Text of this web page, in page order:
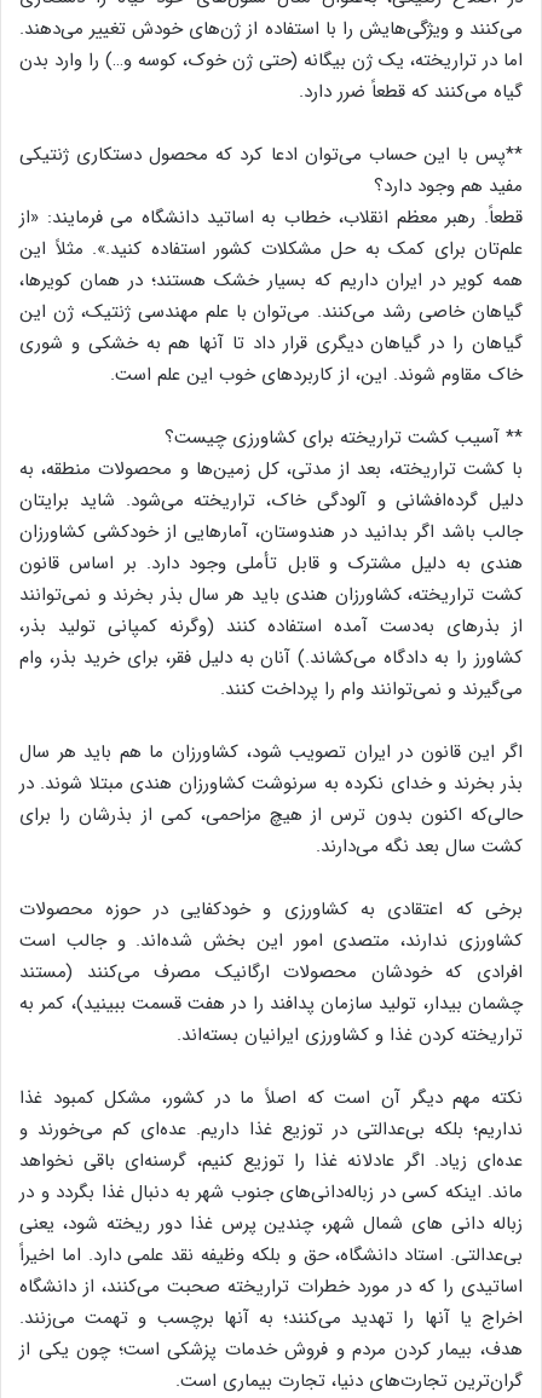
می‌کنند و ویژگی‌هایش را با استفاده از ژن‌های خودش تغییر می‌دهند.
اما در تراریخته، یک ژن بیگانه (حتی ژن خوک، کوسه و…) را وارد بدن
گیاه می‌کنند که قطعاً ضرر دارد.
**پس با این حساب می‌توان ادعا کرد که محصول دستکاری ژنتیکی
مفید هم وجود دارد؟
قطعاً. رهبر معظم انقلاب، خطاب به اساتید دانشگاه می ‌فرمایند: «از
علم‌تان برای کمک به حل مشکلات کشور استفاده کنید.». مثلاً این
همه کویر در ایران داریم که بسیار خشک هستند؛ در همان کویرها،
گیاهان خاصی رشد می‌کنند. می‌توان با علم مهندسی ژنتیک، ژن این
گیاهان را در گیاهان دیگری قرار داد تا آنها هم به خشکی و شوری
خاک مقاوم شوند. این، از کاربردهای خوب این علم است.
** آسیب کشت تراریخته برای کشاورزی چیست؟
با کشت تراریخته، بعد از مدتی، کل زمین‌ها و محصولات منطقه، به
دلیل گرده‌افشانی و آلودگی خاک، تراریخته می‌شود. شاید برایتان
جالب باشد اگر بدانید در هندوستان، آمارهایی از خودکشی کشاورزان
هندی به دلیل مشترک و قابل تأملی وجود دارد. بر اساس قانون
کشت تراریخته، کشاورزان هندی باید هر سال بذر بخرند و نمی‌توانند
از بذرهای به‌دست آمده استفاده کنند (وگرنه کمپانی تولید بذر،
کشاورز را به دادگاه می‌کشاند.) آنان به دلیل فقر، برای خرید بذر، وام
می‌گیرند و نمی‌توانند وام را پرداخت کنند.
اگر این قانون در ایران تصویب شود، کشاورزان ما هم باید هر سال
بذر بخرند و خدای نکرده به سرنوشت کشاورزان هندی مبتلا شوند. در
حالی‌که اکنون بدون ترس از هیچ مزاحمی، کمی از بذرشان را برای
کشت سال بعد نگه می‌دارند.
برخی که اعتقادی به کشاورزی و خودکفایی در حوزه محصولات
کشاورزی ندارند، متصدی امور این بخش شده‌اند. و جالب است
افرادی که خودشان محصولات ارگانیک مصرف می‌کنند (مستند
چشمان بیدار، تولید سازمان پدافند را در هفت قسمت ببینید)، کمر به
تراریخته کردن غذا و کشاورزی ایرانیان بسته‌اند.
نکته مهم دیگر آن است که اصلاً ما در کشور، مشکل کمبود غذا
نداریم؛ بلکه بی‌عدالتی در توزیع غذا داریم. عده‌ای کم می‌خورند و
عده‌ای زیاد. اگر عادلانه غذا را توزیع کنیم، گرسنه‌ای باقی نخواهد
ماند. اینکه کسی در زباله‌دانی‌های جنوب شهر به دنبال غذا بگردد و در
زباله ‌دانی ‌های شمال شهر، چندین پرس غذا دور ریخته شود، یعنی
بی‌عدالتی. استاد دانشگاه، حق و بلکه وظیفه نقد علمی دارد. اما اخیراً
اساتیدی را که در مورد خطرات تراریخته صحبت می‌کنند، از دانشگاه
اخراج یا آنها را تهدید می‌کنند؛ به آنها برچسب و تهمت می‌زنند.
هدف، بیمار کردن مردم و فروش خدمات پزشکی است؛ چون یکی از
گران‌ترین تجارت‌های دنیا، تجارت بیماری است.